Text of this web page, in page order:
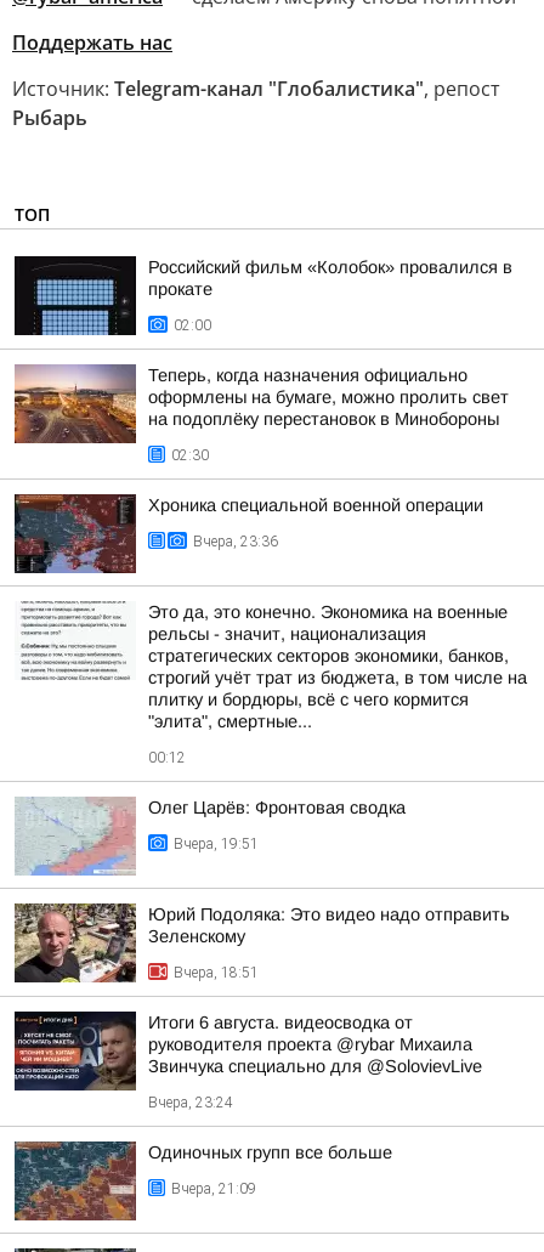
Поддержать нас
Источник: Telegram-канал "Глобалистика", репост
Рыбарь
ТОП
Российский фильм «Колобок» провалился в
прокате
02:00
Теперь, когда назначения официально
оформлены на бумаге, можно пролить свет
на подоплёку перестановок в Минобороны
02:30
Хроника специальной военной операции
Вчера, 23:36
Это да, это конечно. Экономика на военные
рельсы - значит, национализация
стратегических секторов экономики, банков,
строгий учёт трат из бюджета, в том числе на
плитку и бордюры, всё с чего кормится
"элита", смертные...
00:12
Олег Царёв: Фронтовая сводка
Вчера, 19:51
Юрий Подоляка: Это видео надо отправить
Зеленскому
Вчера, 18:51
Итоги 6 августа. видеосводка от
руководителя проекта @rybar Михаила
Звинчука специально для @SolovievLive
Вчера, 23:24
Одиночных групп все больше
Вчера, 21:09